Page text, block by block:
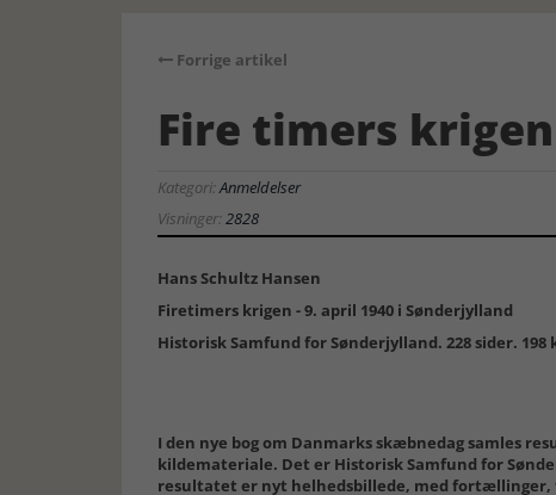
Forrige artikel
Fire timers krigen
Kategori:Anmeldelser
Visninger:2828
Hans Schultz Hansen
Firetimers krigen - 9. april 1940 i Sønderjylland
Historisk Samfund for Sønderjylland. 228 sider. 198
I den nye bog om Danmarks skæbnedag samles
kildemateriale. Det er Historisk Samfund for
resultatet er nyt helhedsbillede, med fortællinger,